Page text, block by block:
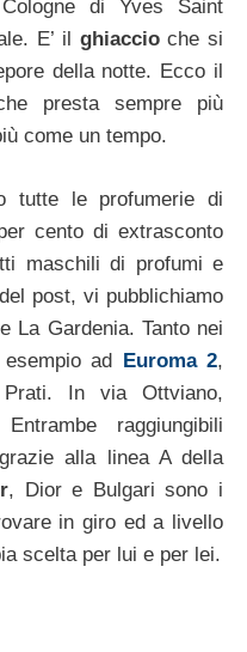
di Yves Saint
E’ il ghiaccioche si
della notte. Ecco il
presta sempre più
come un tempo.
tutte le profumerie di
cento di extrasconto
maschili di profumi e
post, vi pubblichiamo
La Gardenia. Tanto nei
ad Euroma 2,
In via Ottviano,
raggiungibili
alla linea A della
, Dior e Bulgari sono i
in giro ed a livello
scelta per lui e per lei.